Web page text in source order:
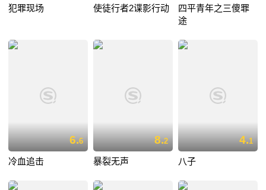
犯罪现场 使徒行者2谍影行动
四平青年之三傻罪
途
6.6
冷血追击
8.2
暴裂无声
4.1
八子